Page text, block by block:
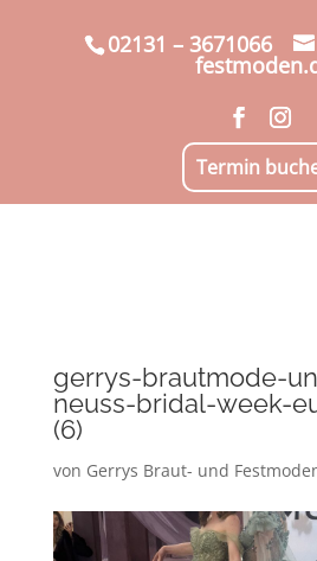
02131 – 3671066
Termin
gerrys-brautmode-
neuss-bridal-week-
(6)
von Gerrys Braut- und